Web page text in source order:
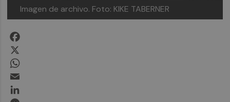
Imagen de archivo. Foto: KIKE TABERNER